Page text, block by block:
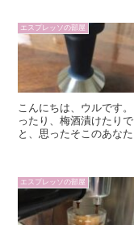
エスプレッソの部屋
こんにちは、ウルです
ったり、梅酒漬けたり
と、思ったそこのあな
エスプレッソの部屋